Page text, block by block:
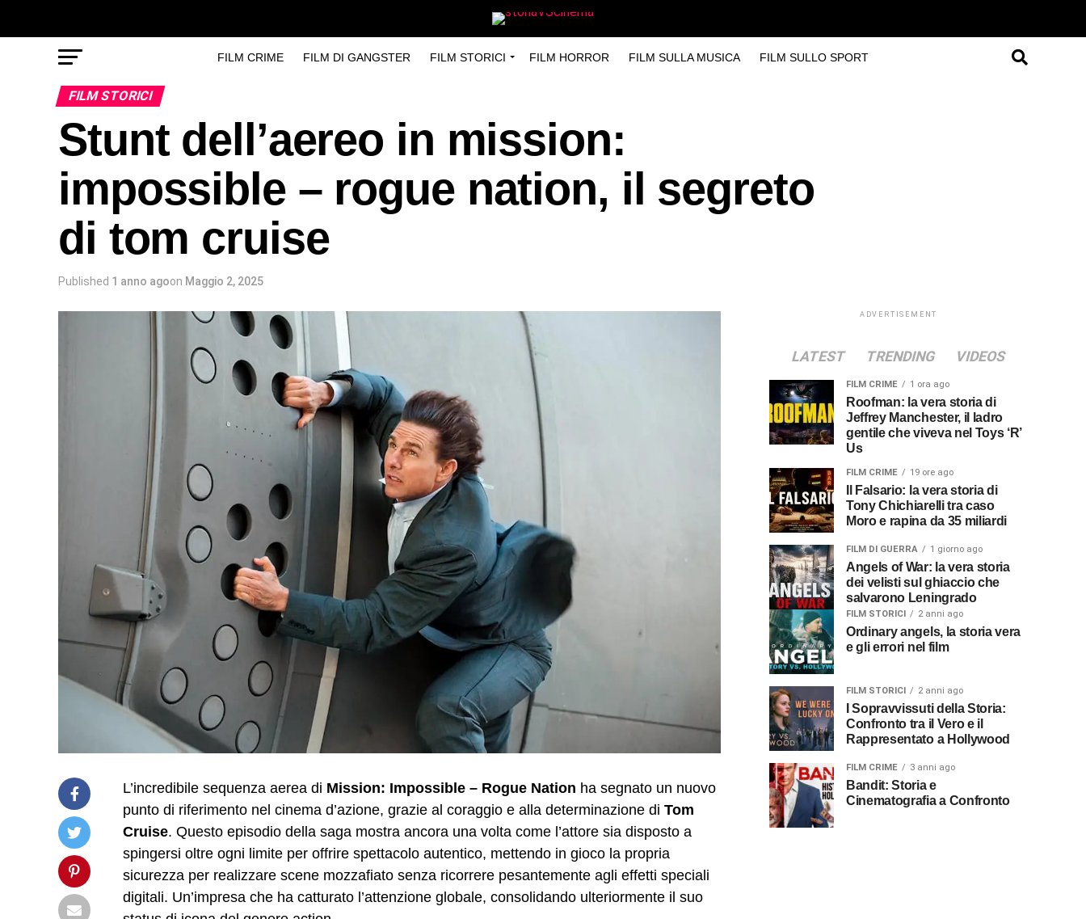
FILM CRIME FILM DI GANGSTER FILM STORICI FILM HORROR FILM SULLA MUSICA FILM SULLO SPORT
FILM STORICI
Stunt dell’aereo in mission:
impossible – rogue nation, il segreto
di tom cruise
Published 1 anno agoon Maggio 2, 2025
L’incredibile sequenza aerea di Mission: Impossible – Rogue Nation ha segnato un nuovo
punto di riferimento nel cinema d’azione, grazie al coraggio e alla determinazione di Tom
Cruise. Questo episodio della saga mostra ancora una volta come l’attore sia disposto a
spingersi oltre ogni limite per offrire spettacolo autentico, mettendo in gioco la propria
sicurezza per realizzare scene mozzafiato senza ricorrere pesantemente agli effetti speciali
digitali. Un’impresa che ha catturato l’attenzione globale, consolidando ulteriormente il suo
ADVERTISEMENT
LATEST TRENDING VIDEOS
FILM CRIME 1 ora ago
Roofman: la vera storia di
Jeffrey Manchester, il ladro
gentile che viveva nel Toys ‘R’
Us
FILM CRIME 19 ore ago
Tony Chichiarelli tra caso
Moro e rapina da 35 miliardi
FILM DI GUERRA 1 giorno ago
Angels of War: la vera storia
dei velisti sul ghiaccio che
salvarono Leningrado
FILM STORICI 2 anni ago
Ordinary angels, la storia vera
e gli errori nel film
FILM STORICI 2 anni ago
Confronto tra il Vero e il
Rappresentato a Hollywood
FILM CRIME 3 anni ago
Bandit: Storia e
Cinematografia a Confronto